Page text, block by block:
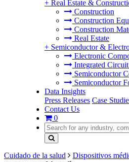
+ Real Estate &
Construction
Construction
Construction
Real Estate
+ Semiconductor &
Electronic
Integrated
Semiconductor
Semiconductor
Data Insights
Press Releases Case
Contact Us
0
Cuidado de la salud Dispositivos